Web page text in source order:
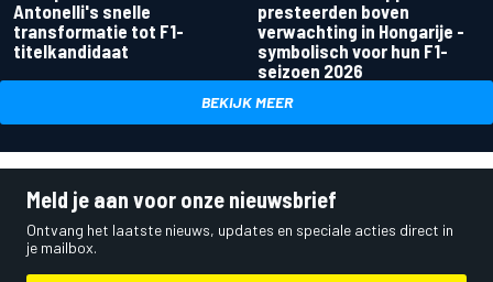
Antonelli's snelle
transformatie tot F1-
titelkandidaat
presteerden boven
verwachting in Hongarije -
symbolisch voor hun F1-
seizoen 2026
BEKIJK MEER
Meld je aan voor onze nieuwsbrief
Ontvang het laatste nieuws, updates en speciale acties direct in
je mailbox.